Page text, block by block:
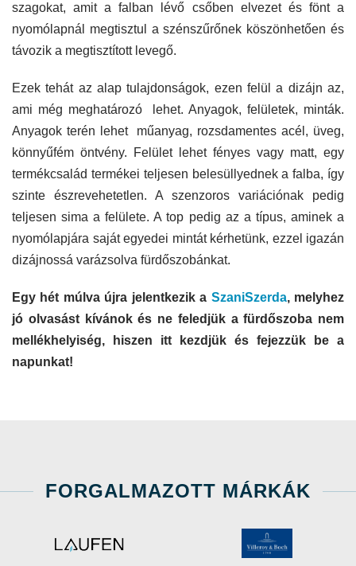
szagokat, amit a falban lévő csőben elvezet és fönt a
nyomólapnál megtisztul a szénszűrőnek köszönhetően és
távozik a megtisztított levegő.
Ezek tehát az alap tulajdonságok, ezen felül a dizájn az,
ami még meghatározó lehet. Anyagok, felületek, minták.
Anyagok terén lehet műanyag, rozsdamentes acél, üveg,
könnyűfém öntvény. Felület lehet fényes vagy matt, egy
termékcsalád termékei teljesen belesüllyednek a falba, így
szinte észrevehetetlen. A szenzoros variációnak pedig
teljesen sima a felülete. A top pedig az a típus, aminek a
nyomólapjára saját egyedei mintát kérhetünk, ezzel igazán
dizájnossá varázsolva fürdőszobánkat.
Egy hét múlva újra jelentkezik a SzaniSzerda, melyhez
jó olvasást kívánok és ne feledjük a fürdőszoba nem
mellékhelyiség, hiszen itt kezdjük és fejezzük be a
napunkat!
FORGALMAZOTT MÁRKÁK